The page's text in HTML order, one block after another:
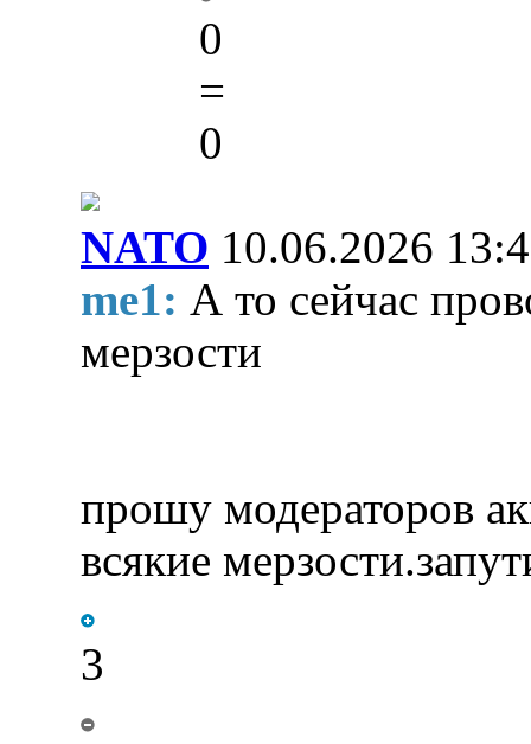
0
=
0
NATO 10.06.2026
me1: А то сейчас
мерзости
прошу модераторов
всякие
3